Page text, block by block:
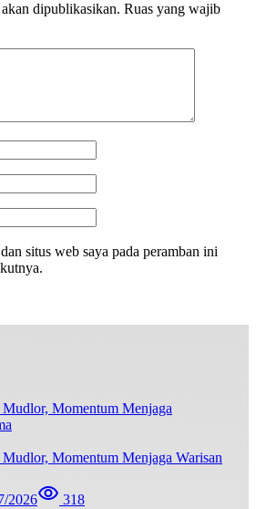
dipublikasikan. Ruas yang wajib
situs web saya pada peramban ini
Momentum Menjaga Warisan
2026 318